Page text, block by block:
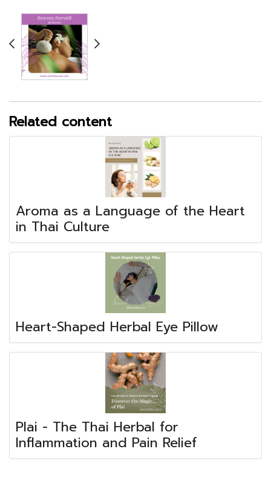
Related content
Aroma as a Language of the Heart
in Thai Culture
Heart-Shaped Herbal Eye Pillow
Plai - The Thai Herbal for
Inflammation and Pain Relief